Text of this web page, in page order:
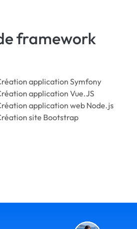
framework
application Symfony
application Vue.JS
application web Node.js
site Bootstrap